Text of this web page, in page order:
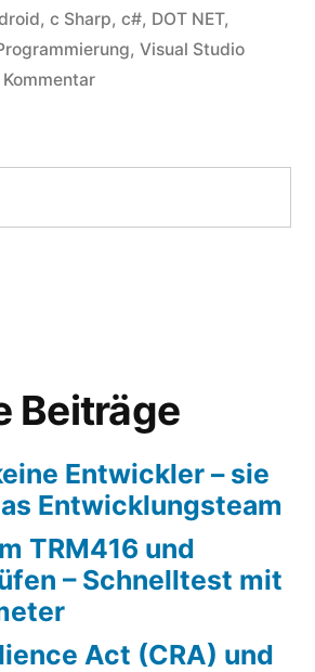
, c Sharp, c#, DOT NET,
, Visual Studio
zu
mit
und
Einstieg
Beiträge
Entwickler – sie
Entwicklungsteam
TRM416 und
– Schnelltest mit
Act (CRA) und